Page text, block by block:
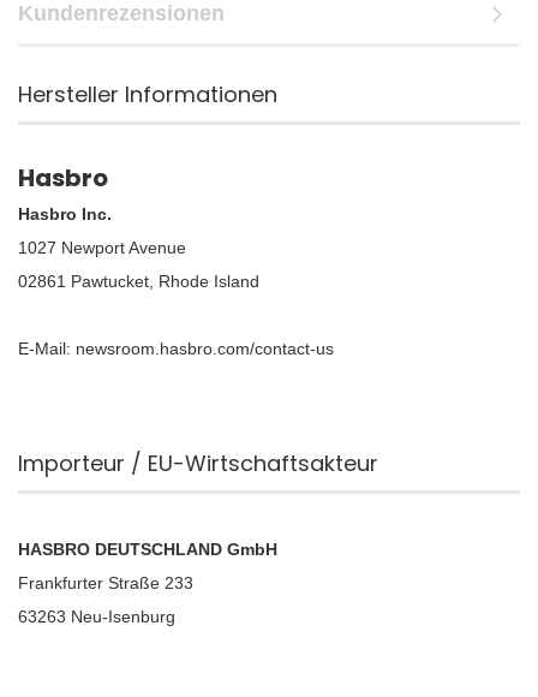
Kundenrezensionen
Hersteller Informationen
Hasbro
Hasbro Inc.
1027 Newport Avenue
02861 Pawtucket, Rhode Island
E-Mail: newsroom.hasbro.com/contact-us
Importeur / EU-Wirtschaftsakteur
HASBRO DEUTSCHLAND GmbH
Frankfurter Straße 233
63263 Neu-Isenburg